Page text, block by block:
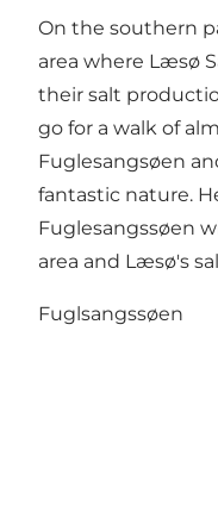
On the southern
area where Læsø
their salt
go for a walk of
Fuglesangsøen
fantastic nature.
Fuglesangssøen
area and Læsø's
Fuglsangssøen